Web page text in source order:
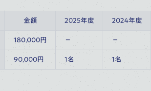
金額 2025年度 2024年度
180,000円 － －
90,000円 1名 1名